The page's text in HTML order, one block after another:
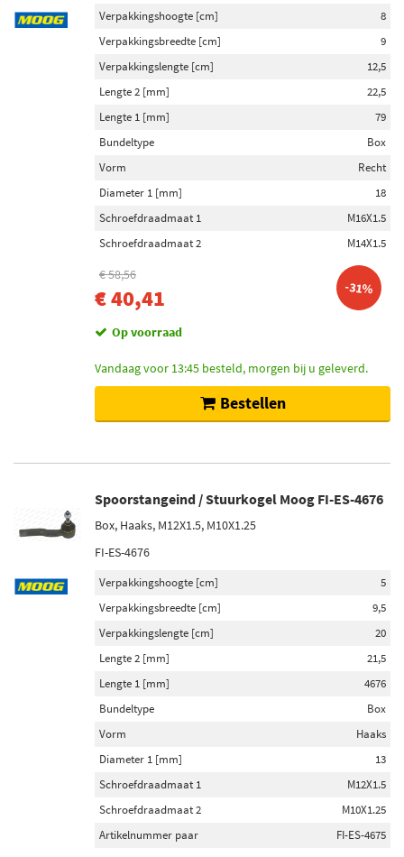
Verpakkingshoogte [cm]
8
Verpakkingsbreedte [cm]
9
Verpakkingslengte [cm]
12,5
Lengte 2 [mm]
22,5
Lengte 1 [mm]
79
Bundeltype
Box
Vorm
Recht
Diameter 1 [mm]
18
Schroefdraadmaat 1
M16X1.5
Schroefdraadmaat 2
M14X1.5
€ 58,56
€ 40,41 -31%
Op voorraad
Vandaag voor 13:45 besteld, morgen bij u geleverd.
Bestellen
Spoorstangeind / Stuurkogel Moog FI-ES-4676
Box, Haaks, M12X1.5, M10X1.25
FI-ES-4676
Verpakkingshoogte [cm]
5
Verpakkingsbreedte [cm]
9,5
Verpakkingslengte [cm]
20
Lengte 2 [mm]
21,5
Lengte 1 [mm]
4676
Bundeltype
Box
Vorm
Haaks
Diameter 1 [mm]
13
Schroefdraadmaat 1
M12X1.5
Schroefdraadmaat 2
M10X1.25
Artikelnummer paar
FI-ES-4675